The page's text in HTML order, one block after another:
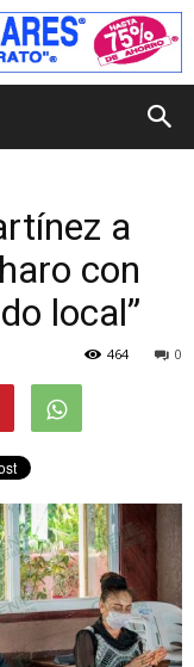
a
con
local”
0
464